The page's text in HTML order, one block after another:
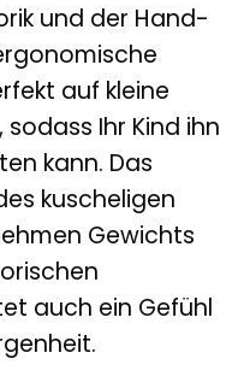
und der Hand-
auf kleine
Ihr Kind ihn
kann. Das
kuscheligen
Gewichts
auch ein Gefühl